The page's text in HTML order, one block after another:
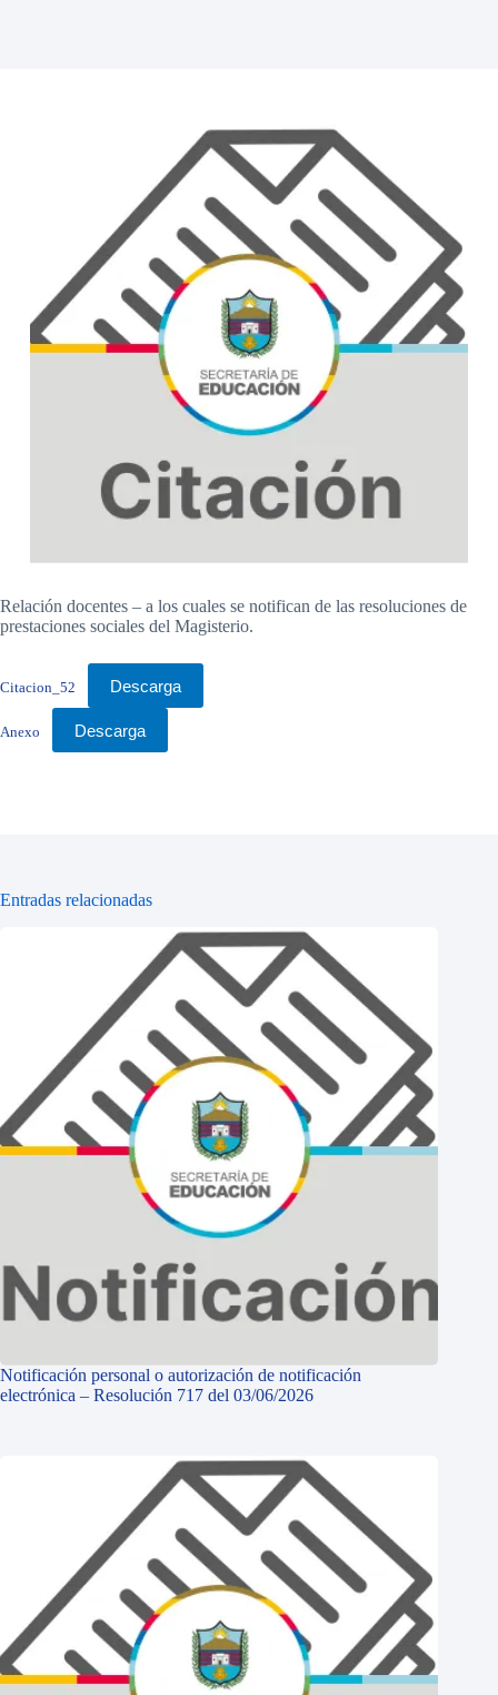
Relación docentes – a los cuales se notifican de las resoluciones de
prestaciones sociales del Magisterio.
Citacion_52 Descarga
Anexo Descarga
Entradas relacionadas
Notificación personal o autorización de notificación
electrónica – Resolución 717 del 03/06/2026